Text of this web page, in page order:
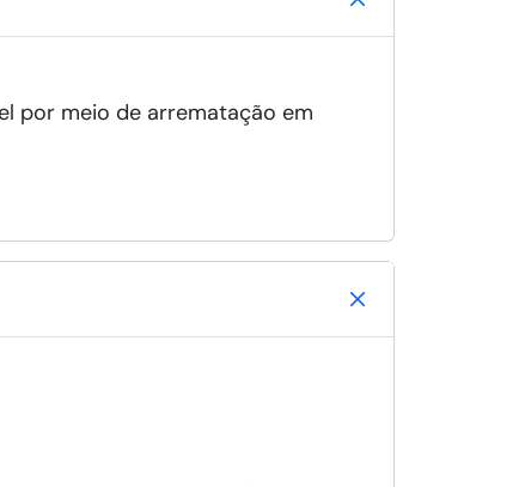
por meio de arrematação em